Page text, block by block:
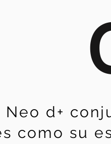
Neo d+
como su